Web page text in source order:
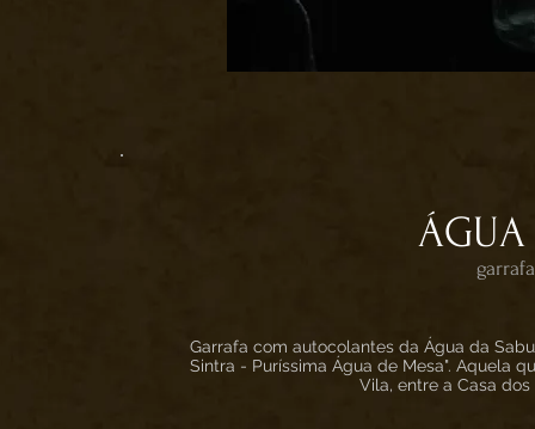
ÁGUA
Garrafa com autocolantes da Água da
Sintra - Puríssima Água de Mesa". Aquela
Vila, entre a Casa